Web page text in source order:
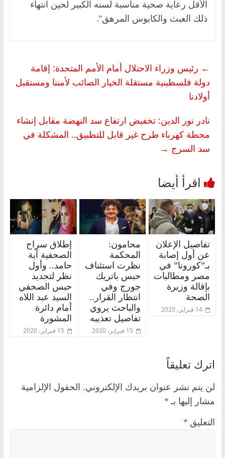
الأقل رعاية صحية مناسبة لسنه الكبير لحين انتهاء
ذلك العبث والكابوس المرهق”.
← رئيس وزراء الاحتلال أمام الأمم المتحدة: إقامة
دولة فلسطينية مستقلة الخيار الصائب لأمننا ومستقبل
أولادنا
نادر نور الدين: تخفيض ارتفاع سد النهضة مقابل إنشاء
محطة كهرباء طرح غير قابل للتطبيق.. المشكلة في
سد السرج →
تفاصيل الإعلان
عن أول إصابة
بـ”كورونا” في
مصر ومطالبات
بإقالة وزيرة
الصحة
14 فبراير، 2020
محامون:
المحكمة
نظرت استئناف
حبس باتريك
جورج وفي
انتظار القرار..
والباحث يروي
تفاصيل تعذيبه
15 فبراير، 2020
إطلاق سراح
الصحفية آية
حامد.. وأول
نظر لتجديد
حبس الصحفي
السيد عبد اللاه
أمام دائرة
المشورة
15 فبراير، 2020
اترك تعليقاً
لن يتم نشر عنوان بريدك الإلكتروني. الحقول الإلزامية
مشار إليها بـ *
التعليق *